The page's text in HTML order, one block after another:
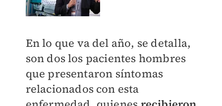
En lo que va del año, se detalla,
son dos los pacientes hombres
que presentaron síntomas
relacionados con esta